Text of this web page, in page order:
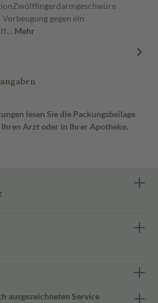
gegen ein
Mehr
lesen Sie die Packungsbeilage
Arzt oder in Ihrer Apotheke.
ausgezeichneten Service